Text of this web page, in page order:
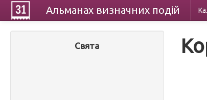
Альманах визначних подій
Свята